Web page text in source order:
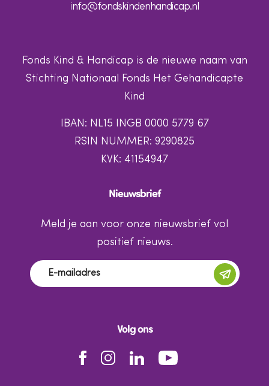
info@fondskindenhandicap.nl
Fonds Kind & Handicap is de nieuwe naam van
Stichting Nationaal Fonds Het Gehandicapte
Kind
IBAN: NL15 INGB 0000 5779 67
RSIN NUMMER: 9290825
KVK: 41154947
Nieuwsbrief
Meld je aan voor onze nieuwsbrief vol
positief nieuws.
Volg ons